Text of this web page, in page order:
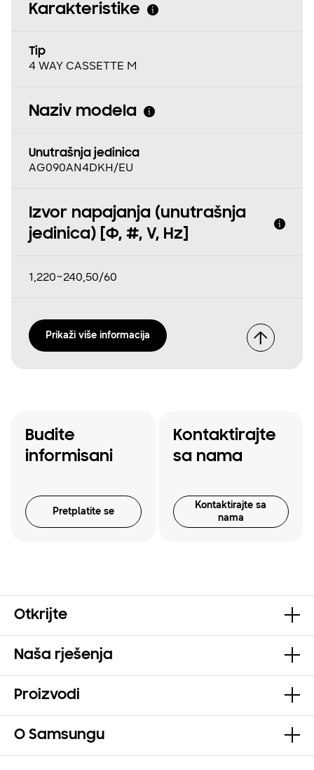
Karakteristike
Tip
4 WAY CASSETTE M
Naziv modela
Unutrašnja jedinica
AG090AN4DKH/EU
Izvor napajanja (unutrašnja
jedinica) [Φ, #, V, Hz]
1,220~240,50/60
Prikaži više informacija
Budite
informisani
Pretplatite se
Kontaktirajte
sa nama
Kontaktirajte sa
nama
Otkrijte
Naša rješenja
Proizvodi
O Samsungu